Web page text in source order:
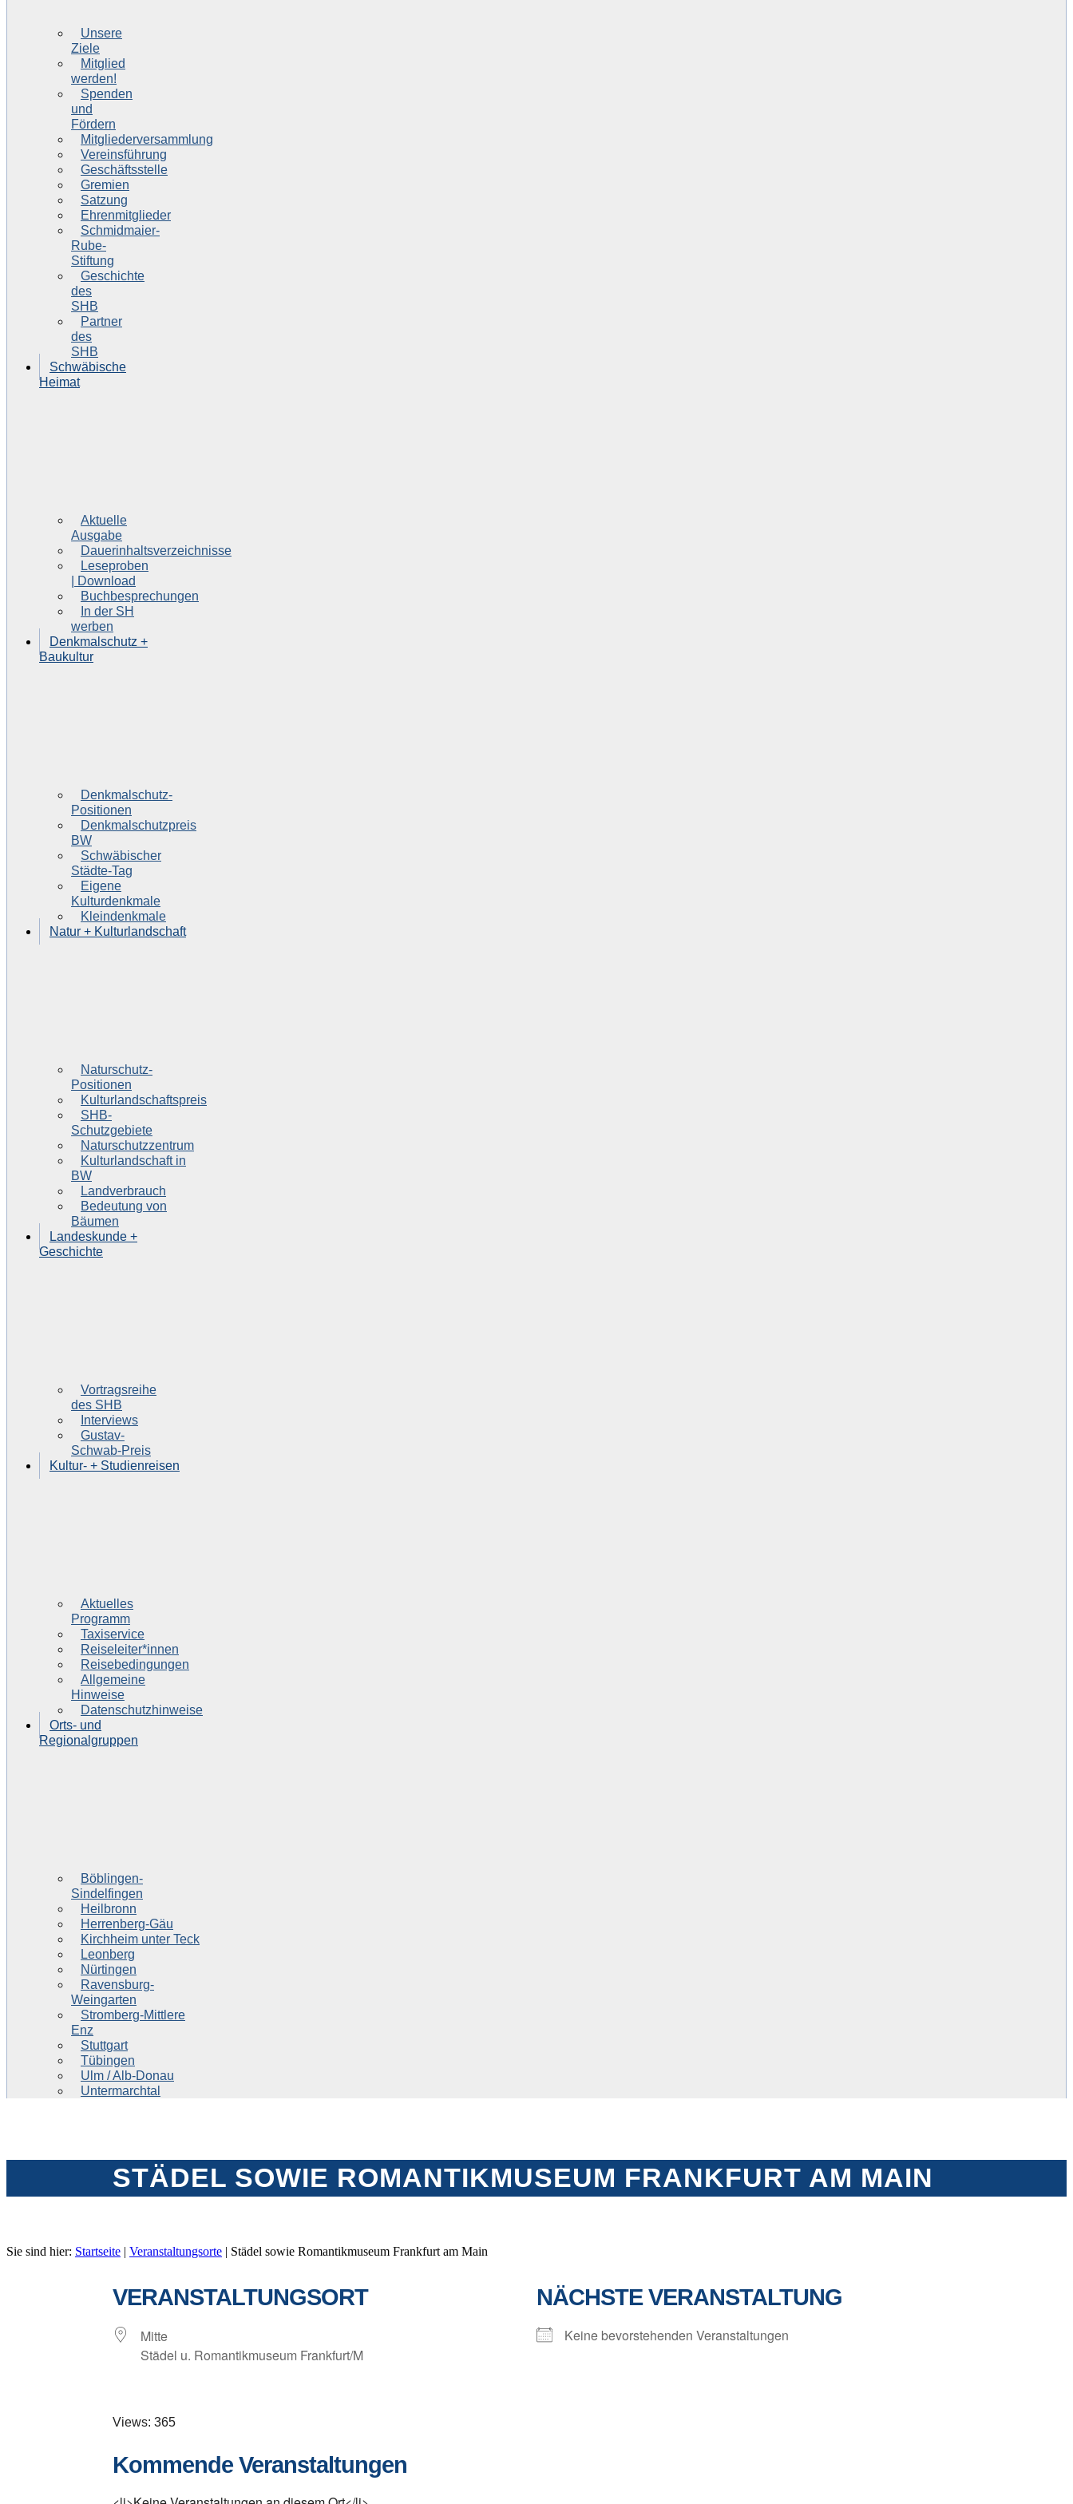
Unsere
Ziele
Mitglied
werden!
Spenden
und
Fördern
Mitgliederversammlung
Vereinsführung
Geschäftsstelle
Gremien
Satzung
Ehrenmitglieder
Schmidmaier-
Rube-
Stiftung
Geschichte
des
SHB
Partner
des
SHB
Schwäbische
Heimat
Aktuelle
Ausgabe
Dauerinhaltsverzeichnisse
Leseproben
| Download
Buchbesprechungen
In der SH
werben
Denkmalschutz +
Baukultur
Denkmalschutz-
Positionen
Denkmalschutzpreis
BW
Schwäbischer
Städte-Tag
Eigene
Kulturdenkmale
Kleindenkmale
Natur + Kulturlandschaft
Naturschutz-
Positionen
Kulturlandschaftspreis
SHB-
Schutzgebiete
Naturschutzzentrum
Kulturlandschaft in
BW
Landverbrauch
Bedeutung von
Bäumen
Landeskunde +
Geschichte
Vortragsreihe
des SHB
Interviews
Gustav-
Schwab-Preis
Kultur- + Studienreisen
Aktuelles
Programm
Taxiservice
Reiseleiter*innen
Reisebedingungen
Allgemeine
Hinweise
Datenschutzhinweise
Orts- und
Regionalgruppen
Böblingen-
Sindelfingen
Heilbronn
Herrenberg-Gäu
Kirchheim unter Teck
Leonberg
Nürtingen
Ravensburg-
Weingarten
Stromberg-Mittlere
Enz
Stuttgart
Tübingen
Ulm / Alb-Donau
Untermarchtal
STÄDEL SOWIE ROMANTIKMUSEUM FRANKFURT AM MAIN
Sie sind hier: Startseite | Veranstaltungsorte | Städel sowie Romantikmuseum Frankfurt am Main
VERANSTALTUNGSORT
Mitte
Städel u. Romantikmuseum Frankfurt/M
NÄCHSTE VERANSTALTUNG
Keine bevorstehenden Veranstaltungen
Views: 365
Kommende Veranstaltungen